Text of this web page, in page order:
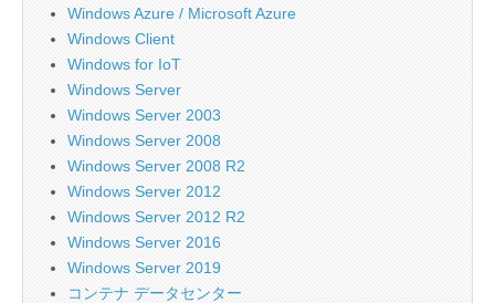
Windows Azure / Microsoft Azure
Windows Client
Windows for IoT
Windows Server
Windows Server 2003
Windows Server 2008
Windows Server 2008 R2
Windows Server 2012
Windows Server 2012 R2
Windows Server 2016
Windows Server 2019
コンテナ データセンター